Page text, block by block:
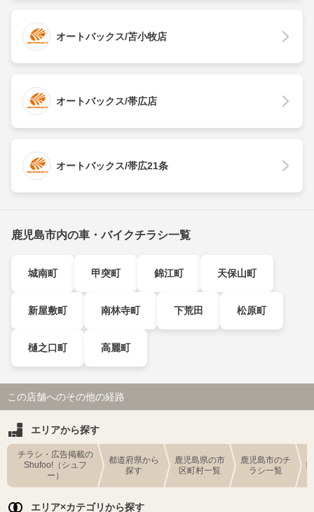
オートバックス/苫小牧店
オートバックス/帯広店
オートバックス/帯広21条
鹿児島市内の車・バイクチラシ一覧
城南町 甲突町 錦江町 天保山町
新屋敷町 南林寺町 下荒田 松原町
樋之口町 高麗町
この店舗へのその他の経路
エリアから探す
チラシ・広告掲載の
Shufoo!（シュフ
ー）
都道府県から
探す
鹿児島県の市
区町村一覧
鹿児島市のチ
ラシ一覧
エリア×カテゴリから探す